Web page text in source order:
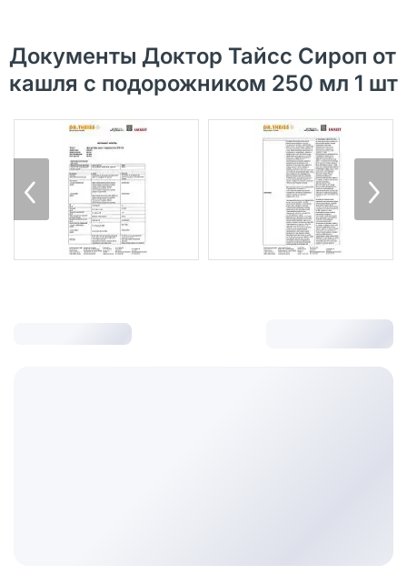
Документы Доктор Тайсс Сироп от
кашля с подорожником 250 мл 1 шт